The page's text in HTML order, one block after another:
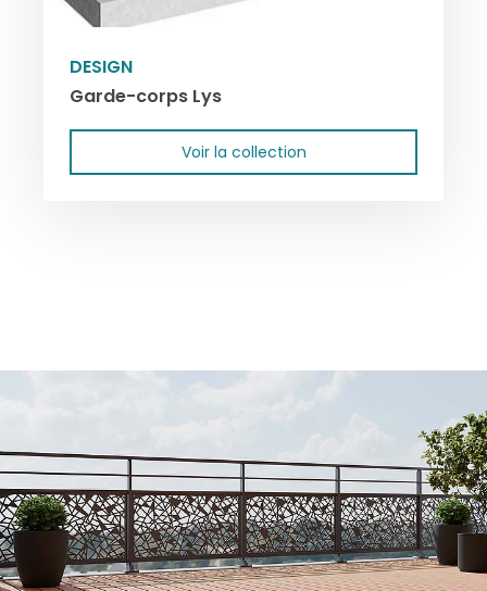
DESIGN
Garde-corps Lys
Voir la collection